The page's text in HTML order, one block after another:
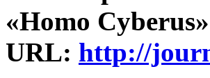
«Homo
URL: http://